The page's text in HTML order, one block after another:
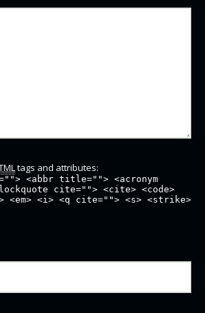
tags and attributes:
<abbr title=""> <acronym
cite=""> <cite> <code>
<em> <i> <q cite=""> <s> <strike>